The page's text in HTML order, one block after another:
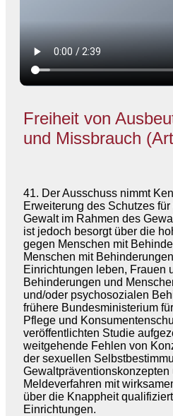
Freiheit von
und Missbrauch
41. Der Ausschuss nimmt
Erweiterung des Schutzes
Gewalt im Rahmen des
ist jedoch besorgt über die
gegen Menschen mit
Menschen mit
Einrichtungen leben, Frauen
Behinderungen und
und/oder psychosozialen
frühere Bundesministerium
Pflege und
veröffentlichten Studie
weitgehende Fehlen von
der sexuellen
Gewaltpräventionskonzepten
Meldeverfahren mit
über die Knappheit
Einrichtungen.